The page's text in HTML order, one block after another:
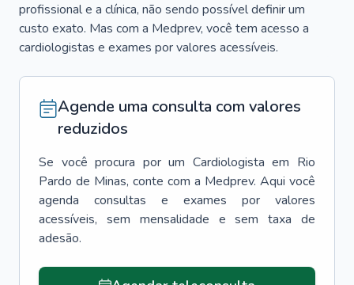
profissional e a clínica, não sendo possível definir um
custo exato. Mas com a Medprev, você tem acesso a
cardiologistas e exames por valores acessíveis.
Agende uma consulta com valores
reduzidos
Se você procura por um Cardiologista em Rio
Pardo de Minas, conte com a Medprev. Aqui você
agenda consultas e exames por valores
acessíveis, sem mensalidade e sem taxa de
adesão.